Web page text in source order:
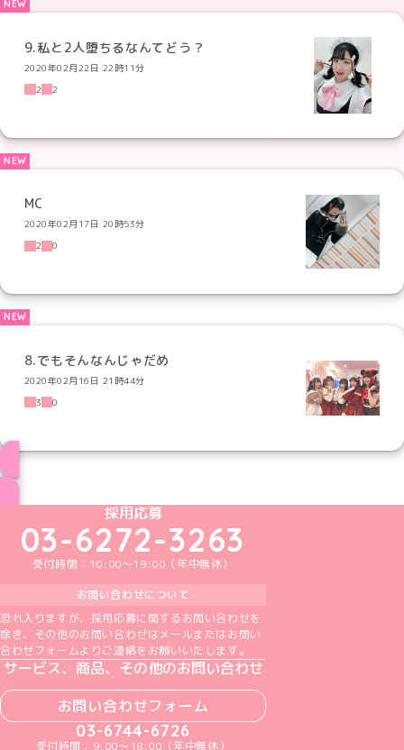
9.私と2人堕ちるなんてどう？
2020年02月22日 22時11分
2
2
MC
2020年02月17日 20時53分
2
0
8.でもそんなんじゃだめ
2020年02月16日 21時44分
3
0
めいどりーみんTikTok公式アカウント
めいどりーみんX公式アカウント
めいどりーみんInstagram公式アカウント
めいどりーみんFacebook公式アカウン
めいどりーみんYouTube公式アカ
採用応募
03-6272-3263
受付時間：10:00～19:00（年中無休）
お問い合わせについて
恐れ入りますが、採用応募に関するお問い合わせを
除き、その他のお問い合わせはメールまたはお問い
合わせフォームよりご連絡をお願いいたします。
サービス、商品、その他のお問い合わせ
お問い合わせフォーム
03-6744-6726
受付時間：9:00～18:00（年中無休）